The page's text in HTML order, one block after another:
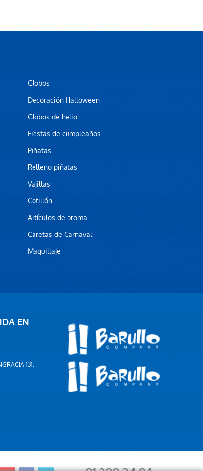
Globos
Decoración Halloween
Globos de helio
Fiestas de cumpleaños
Piñatas
Relleno piñatas
Vajillas
Cotillón
Artículos de broma
Caretas de Carnaval
Maquillaje
EN
131.